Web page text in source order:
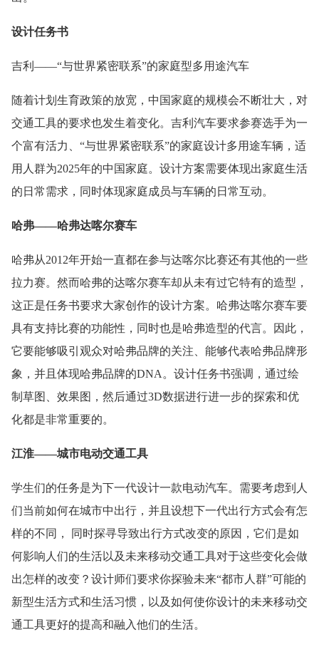
设计任务书
吉利——“与世界紧密联系”的家庭型多用途汽车
随着计划生育政策的放宽，中国家庭的规模会不断壮大，对
交通工具的要求也发生着变化。吉利汽车要求参赛选手为一
个富有活力、“与世界紧密联系”的家庭设计多用途车辆，适
用人群为2025年的中国家庭。设计方案需要体现出家庭生活
的日常需求，同时体现家庭成员与车辆的日常互动。
哈弗——哈弗达喀尔赛车
哈弗从2012年开始一直都在参与达喀尔比赛还有其他的一些
拉力赛。然而哈弗的达喀尔赛车却从未有过它特有的造型，
这正是任务书要求大家创作的设计方案。哈弗达喀尔赛车要
具有支持比赛的功能性，同时也是哈弗造型的代言。因此，
它要能够吸引观众对哈弗品牌的关注、能够代表哈弗品牌形
象，并且体现哈弗品牌的DNA。设计任务书强调，通过绘
制草图、效果图，然后通过3D数据进行进一步的探索和优
化都是非常重要的。
江淮——城市电动交通工具
学生们的任务是为下一代设计一款电动汽车。需要考虑到人
们当前如何在城市中出行，并且设想下一代出行方式会有怎
样的不同， 同时探寻导致出行方式改变的原因，它们是如
何影响人们的生活以及未来移动交通工具对于这些变化会做
出怎样的改变？设计师们要求你探验未来“都市人群”可能的
新型生活方式和生活习惯，以及如何使你设计的未来移动交
通工具更好的提高和融入他们的生活。